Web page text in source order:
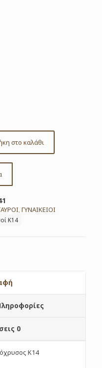
στο καλάθι
,ΓΥΝΑΙΚΕΙΟΙ
Κ14
0
Κ14